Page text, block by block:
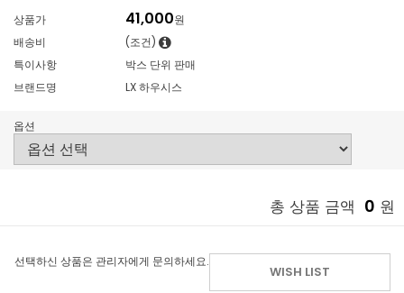
상품가 41,000원
배송비
(조건)
특이사항
박스 단위 판매
브랜드명
LX 하우시스
옵션
총 상품 금액 0 원
WISH LIST
선택하신 상품은 관리자에게 문의하세요.